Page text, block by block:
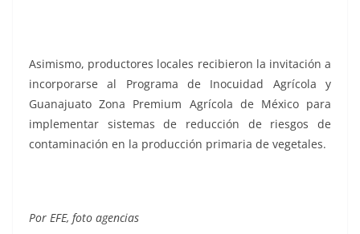
Asimismo, productores locales recibieron la invitación a
incorporarse al Programa de Inocuidad Agrícola y
Guanajuato Zona Premium Agrícola de México para
implementar sistemas de reducción de riesgos de
contaminación en la producción primaria de vegetales.
Por EFE, foto agencias